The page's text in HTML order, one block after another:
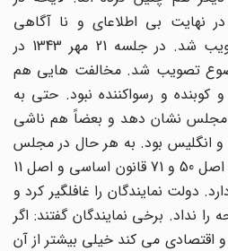
بی اطلاعای و نا آگاهی
سناتورها در نیمه شب تصویب شد. در جلسه 21 مهر 1343 در
تصویب شد. مخالفت هایی هم
و رسواکننده نبود. حتی به
مجلس نشان دهد و بعضاً هم ناشی
انگلیس بود. به هر حال در مجلس
گفته شد که این لایحه با دو اصل 50 و 71 قانون اساسی و اصل 11
دولت نمایندگان را غافلگیر کرد و
نداد. برخی نمایندگان گفتند: اگر
اقتصادی می کند خیلی بیشتر از آن